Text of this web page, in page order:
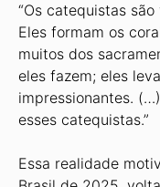
“Os catequistas
Eles formam os
muitos dos
eles fazem; eles
impressionantes.
esses catequistas.”
Essa realidade